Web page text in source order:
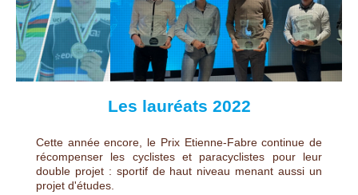
Les lauréats 2022
Cette année encore, le Prix Etienne-Fabre continue de
récompenser les cyclistes et paracyclistes pour leur
double projet : sportif de haut niveau menant aussi un
projet d'études.